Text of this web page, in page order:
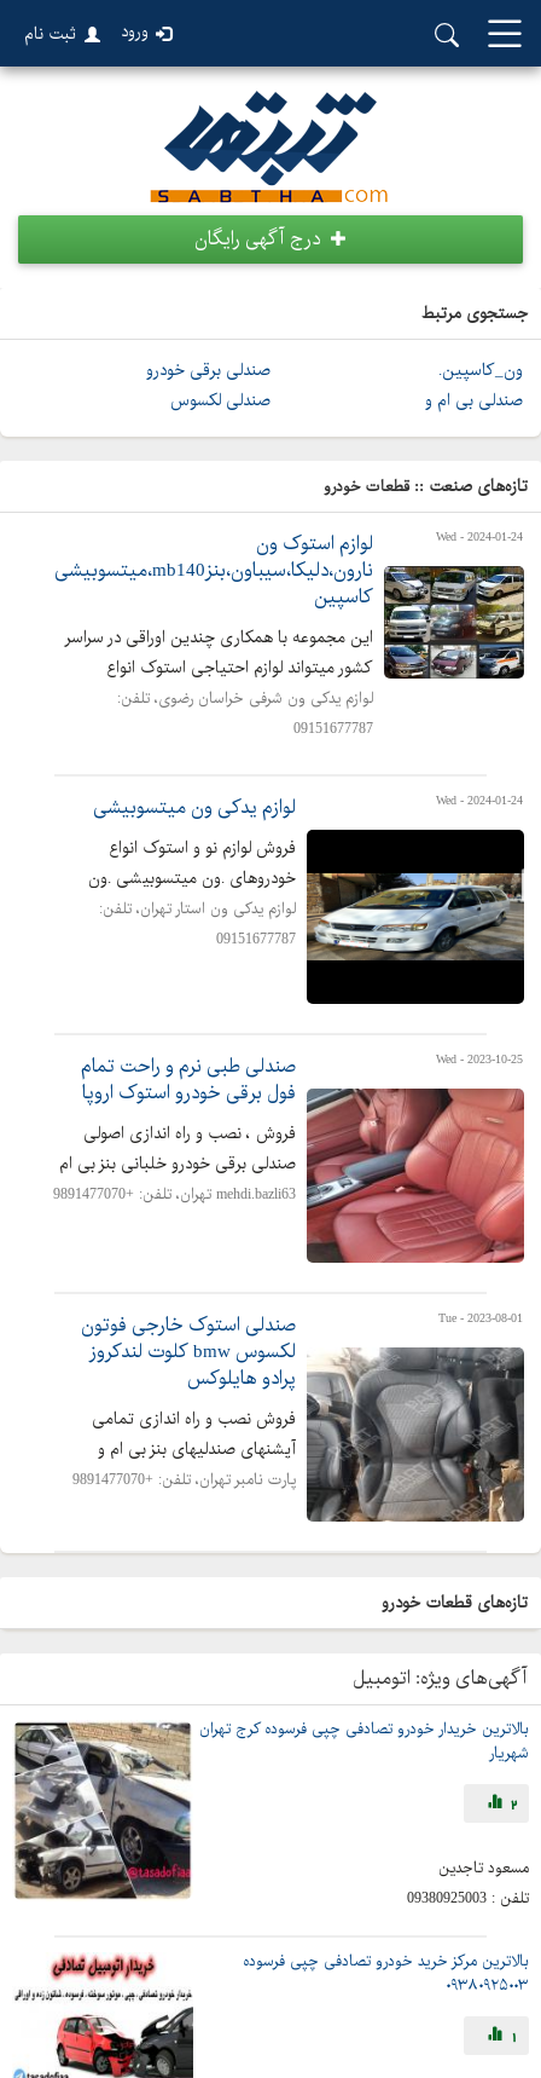
ورود ثبت نام
درج آگهی رایگان
جستجوی مرتبط
ون_کاسپین.
صندلی برقی خودرو
صندلی بی ام و
صندلی لکسوس
تازه‌های صنعت :: قطعات خودرو
Wed - 2024-01-24‬
لوازم استوک ون
نارون،دلیکا،سیباون،بنزmb140،میتسوبیشی
کاسپین
این مجموعه با همکاری چندین اوراقی در سراسر
کشور میتواند لوازم احتیاجی استوک انواع
خودروهای ون را که مورد نیاز شما عزیزان میباشد
را تهیه و در...
لوازم یدکی ون شرفی خراسان رضوی، تلفن:
09151677787
Wed - 2024-01-24‬ لوازم یدکی ون میتسوبیشی
فروش لوازم نو و استوک انواع
خودروهای .ون میتسوبیشی .ون
نارون.ون دلیکا .سیباون و ون بنز
mb140 . ارسال کلیه لوازم به سراسر
لوازم یدکی ون استار تهران، تلفن:
09151677787
Wed - 2023-10-25‬
صندلی طبی نرم و راحت تمام
فول برقی خودرو استوک اروپا
فروش ، نصب و راه اندازی اصولی
صندلی برقی خودرو خلبانی بنز بی ام‌
و لکسوس لندکروز پرادو هایلوکس تیگو
mehdi.bazli63 تهران، تلفن: +9891477070
Tue - 2023-08-01‬
صندلی استوک خارجی فوتون
لکسوس bmw کلوت لندکروز
پرادو هایلوکس
فروش نصب و راه اندازی تمامی
آپشنهای صندلیهای بنز بی ام‌ و
لکسوس تویوتا تعویض صندلیدهای
پارت نامبر تهران، تلفن: +9891477070
تازه‌های قطعات خودرو
آگهی‌های ویژه: اتومبیل
بالاترین خریدار خودرو تصادفی چپی فرسوده کرج تهران
شهریار
2
مسعود تاجدین
تلفن : 09380925003
بالاترین مرکز خرید خودرو تصادفی چپی فرسوده
۰۹۳۸۰۹۲۵۰۰۳
1